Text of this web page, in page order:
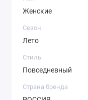
Женские
Сезон
Лето
Стиль
Повседневный
Страна бренда